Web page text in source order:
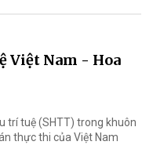
Việt Nam - Hoa
trí tuệ (SHTT) trong khuôn
thực thi của Việt Nam